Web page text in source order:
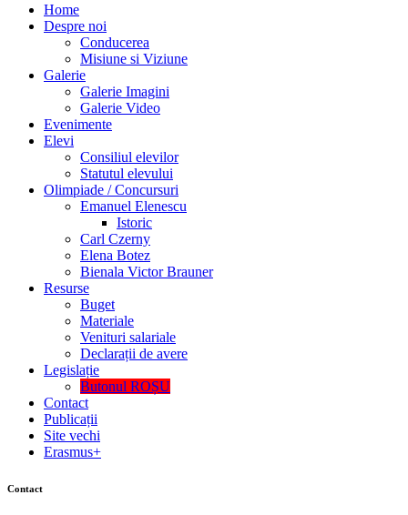
Home
Despre noi
Conducerea
Misiune si Viziune
Galerie
Galerie Imagini
Galerie Video
Evenimente
Elevi
Consiliul elevilor
Statutul elevului
Olimpiade / Concursuri
Emanuel Elenescu
Istoric
Carl Czerny
Elena Botez
Bienala Victor Brauner
Resurse
Buget
Materiale
Venituri salariale
Declarații de avere
Legislație
Butonul ROȘU
Contact
Publicații
Site vechi
Erasmus+
Contact